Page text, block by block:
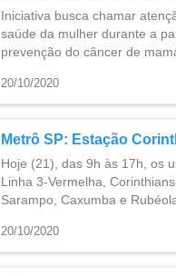
Iniciativa busca chamar
saúde da mulher durante a
prevenção do câncer de
20/10/2020
Metrô SP: Estação
Hoje (21), das 9h às 17h, os
Linha 3-Vermelha,
Sarampo, Caxumba e
20/10/2020